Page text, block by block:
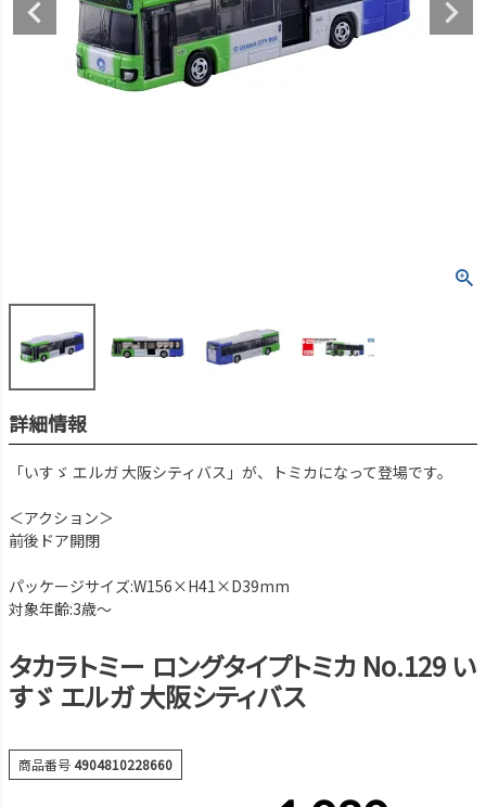
詳細情報
「いすゞ エルガ 大阪シティバス」が、トミカになって登場です。
＜アクション＞
前後ドア開閉
パッケージサイズ:W156×H41×D39mm
対象年齢:3歳～
タカラトミー ロングタイプトミカ No.129 い
すゞ エルガ 大阪シティバス
商品番号4904810228660